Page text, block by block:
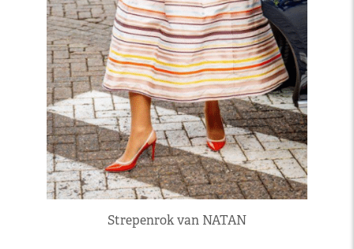
Strepenrok van NATAN